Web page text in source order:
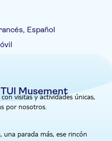
Español
Musement
visitas y actividades únicas,
por nosotros.
una parada más, ese rincón